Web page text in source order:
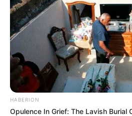
Mensagem*
BUSCAR
HABERION
Opulence In Grief: The Lavish Burial